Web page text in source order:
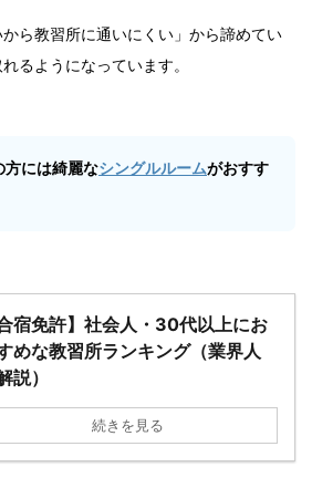
ら教習所に通いにくい」から諦めてい
るようになっています。
方には綺麗なシングルルームがおすす
合宿免許】社会人・30代以上にお
めな教習所ランキング（業界人
説）
続きを見る